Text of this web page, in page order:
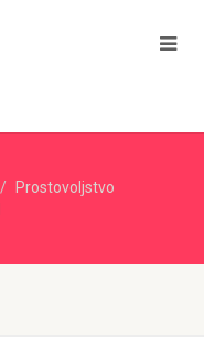
Prostovoljstvo